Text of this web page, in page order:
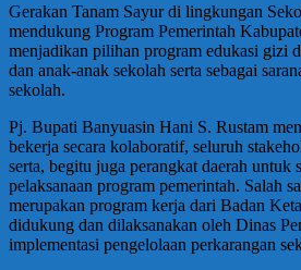
Gerakan Tanam Sayur di lingkungan
mendukung Program Pemerintah
menjadikan pilihan program edukasi gizi
dan anak-anak sekolah serta sebagai
sekolah.
Pj. Bupati Banyuasin Hani S. Rustam
bekerja secara kolaboratif, seluruh
serta, begitu juga perangkat daerah untuk
pelaksanaan program pemerintah. Salah
merupakan program kerja dari Badan
didukung dan dilaksanakan oleh Dinas
implementasi pengelolaan perkarangan